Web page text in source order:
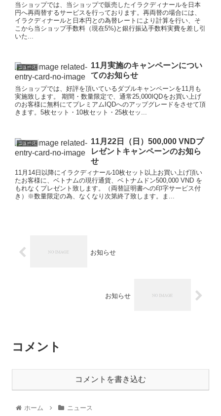
当ショップでは、当ショップで販売したイラクディナールを日本
円へ再両替するサービスを行っております。再両替の場合には、
イラクディナールと日本円との為替レートにより計算を行い、そ
こから当ショップ手数料（現在5%)と銀行振込手数料実費を差し引
いた...
ニュース
11月実施のキャンペーンについ
てのお知らせ
当ショップでは、好評を頂いているダブルキャンペーンを11月も
実施致します。 期間・数量限定で、通常25,000IQDをお買い上げ
のお客様に無料にてプレミアムIQDへのアップグレードをさせて頂
きます。5枚セット・10枚セット・25枚セッ...
ニュース
11月22日（日）500,000 VNDプ
レゼントキャンペーンのお知ら
せ
11月14日以降にイラクディナール10枚セット以上お買い上げ頂い
たお客様に、ベトナムの現行通貨、ベトナムドン500,000 VND を
もれなくプレゼント致します。（両替証明書への印字サービス付
き）※数量限定の為、なくなり次第終了致します。ま...
お知らせ
お知らせ
コメント
コメントを書き込む
ホーム ニュース